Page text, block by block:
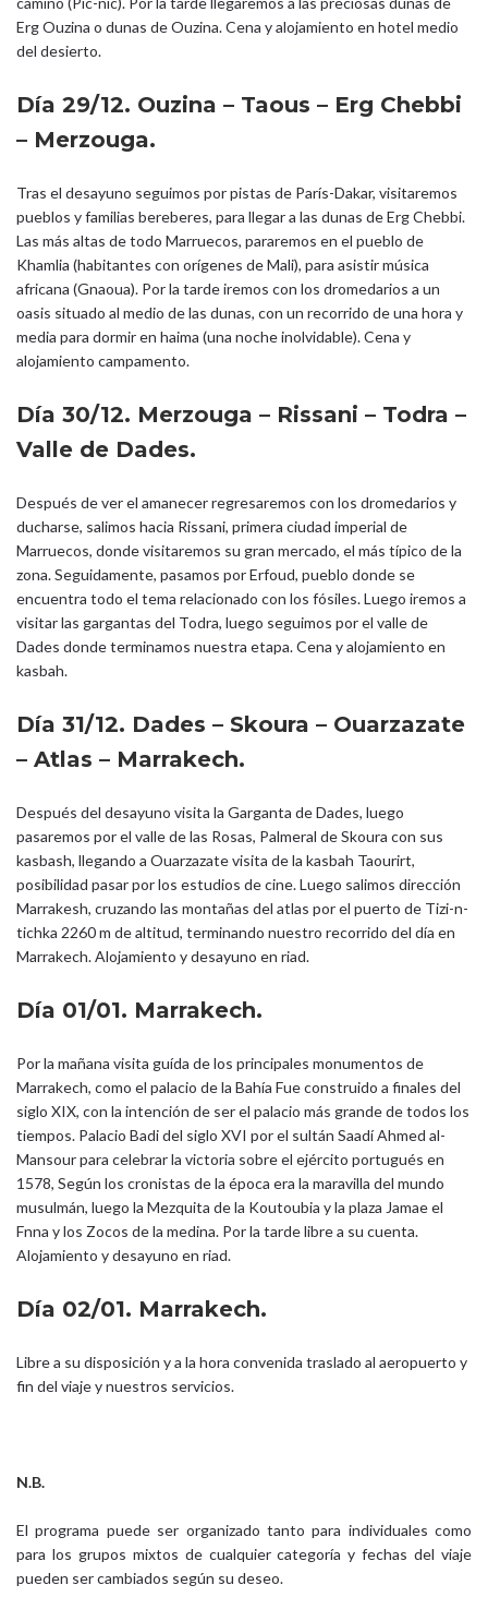
Erg Ouzina o dunas de Ouzina. Cena y alojamiento en hotel medio
del desierto.
Día 29/12. Ouzina – Taous – Erg Chebbi
– Merzouga.
Tras el desayuno seguimos por pistas de París-Dakar, visitaremos
pueblos y familias bereberes, para llegar a las dunas de Erg Chebbi.
Las más altas de todo Marruecos, pararemos en el pueblo de
Khamlia (habitantes con orígenes de Mali), para asistir música
africana (Gnaoua). Por la tarde iremos con los dromedarios a un
oasis situado al medio de las dunas, con un recorrido de una hora y
media para dormir en haima (una noche inolvidable). Cena y
alojamiento campamento.
Día 30/12. Merzouga – Rissani – Todra –
Valle de Dades.
Después de ver el amanecer regresaremos con los dromedarios y
ducharse, salimos hacia Rissani, primera ciudad imperial de
Marruecos, donde visitaremos su gran mercado, el más típico de la
zona. Seguidamente, pasamos por Erfoud, pueblo donde se
encuentra todo el tema relacionado con los fósiles. Luego iremos a
visitar las gargantas del Todra, luego seguimos por el valle de
Dades donde terminamos nuestra etapa. Cena y alojamiento en
kasbah.
Día 31/12. Dades – Skoura – Ouarzazate
– Atlas – Marrakech.
Después del desayuno visita la Garganta de Dades, luego
pasaremos por el valle de las Rosas, Palmeral de Skoura con sus
kasbash, llegando a Ouarzazate visita de la kasbah Taourirt,
posibilidad pasar por los estudios de cine. Luego salimos dirección
Marrakesh, cruzando las montañas del atlas por el puerto de Tizi-n-
tichka 2260 m de altitud, terminando nuestro recorrido del día en
Marrakech. Alojamiento y desayuno en riad.
Día 01/01. Marrakech.
Por la mañana visita guída de los principales monumentos de
Marrakech, como el palacio de la Bahía Fue construido a finales del
siglo XIX, con la intención de ser el palacio más grande de todos los
tiempos. Palacio Badi del siglo XVI por el sultán Saadí Ahmed al-
Mansour para celebrar la victoria sobre el ejército portugués en
1578, Según los cronistas de la época era la maravilla del mundo
musulmán, luego la Mezquita de la Koutoubia y la plaza Jamae el
Fnna y los Zocos de la medina. Por la tarde libre a su cuenta.
Alojamiento y desayuno en riad.
Día 02/01. Marrakech.
Libre a su disposición y a la hora convenida traslado al aeropuerto y
fin del viaje y nuestros servicios.
N.B.
El programa puede ser organizado tanto para individuales como
para los grupos mixtos de cualquier categoría y fechas del viaje
pueden ser cambiados según su deseo.